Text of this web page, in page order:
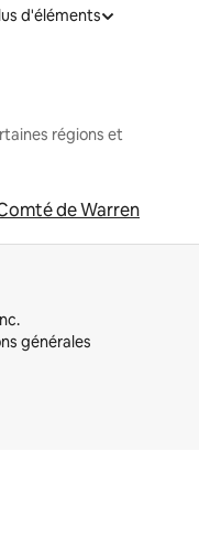
d'éléments
régions et
de Warren
générales